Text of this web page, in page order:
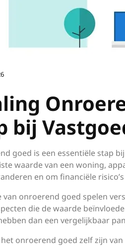
bij
goed is een essentiële stap
waarde van een woning,
en om financiële
van onroerend goed spelen
die de waarde
dan een vergelijkbaar
onroerend goed zelf zijn